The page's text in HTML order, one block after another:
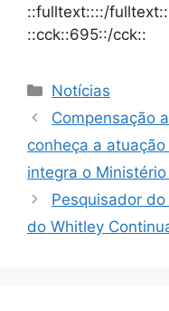
::fulltext::::/fulltext::
::cck::695::/cck::
Notícias
Compensação
conheça a
integra o
Pesquisador
do Whitley